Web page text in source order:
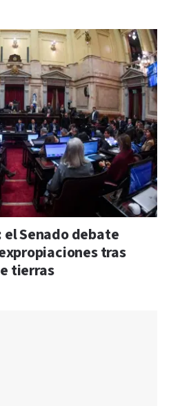
Senado debate
tras
tierras